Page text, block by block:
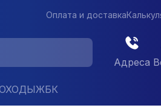
Оплата и доставка
Адреса
ЖБК